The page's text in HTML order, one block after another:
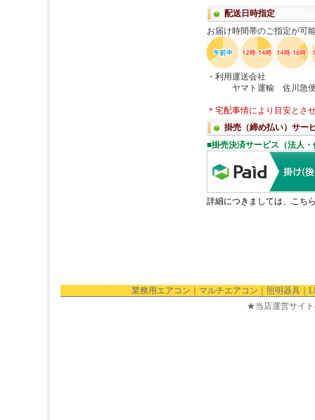
業務用エアコン｜マルチエアコン｜照明器具｜
★当店運営サイ